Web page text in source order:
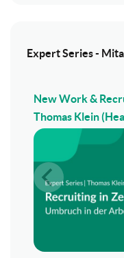
Expert Series -
New Work &
Thomas Klein